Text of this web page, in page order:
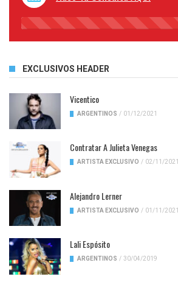
45%
EXCLUSIVOS HEADER
Vicentico
ARGENTINOS / 01/12/2021
Contratar A Julieta Venegas
ARTISTA EXCLUSIVO / 02/11/2021
Alejandro Lerner
ARTISTA EXCLUSIVO / 01/11/2021
Lali Espósito
ARGENTINOS / 30/04/2019